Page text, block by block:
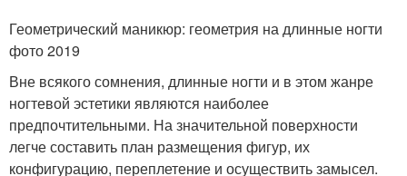
Геометрический маникюр: геометрия на длинные ногти
фото 2019
Вне всякого сомнения, длинные ногти и в этом жанре
ногтевой эстетики являются наиболее
предпочтительными. На значительной поверхности
легче составить план размещения фигур, их
конфигурацию, переплетение и осуществить замысел.